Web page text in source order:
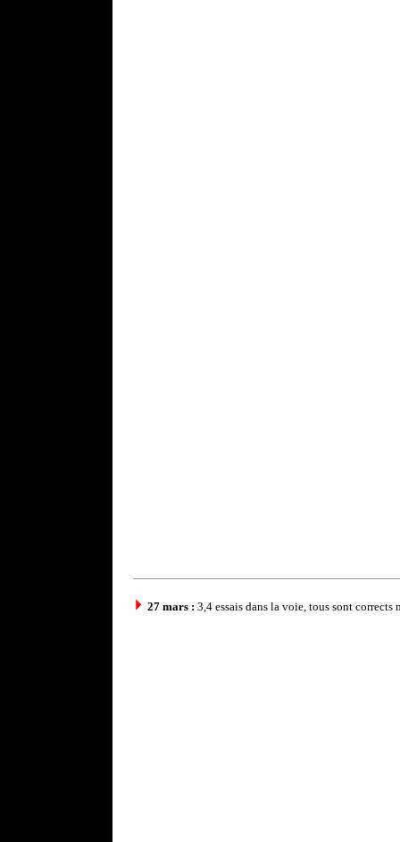
27 mars : 3,4 essais dans la voie, tous sont corrects